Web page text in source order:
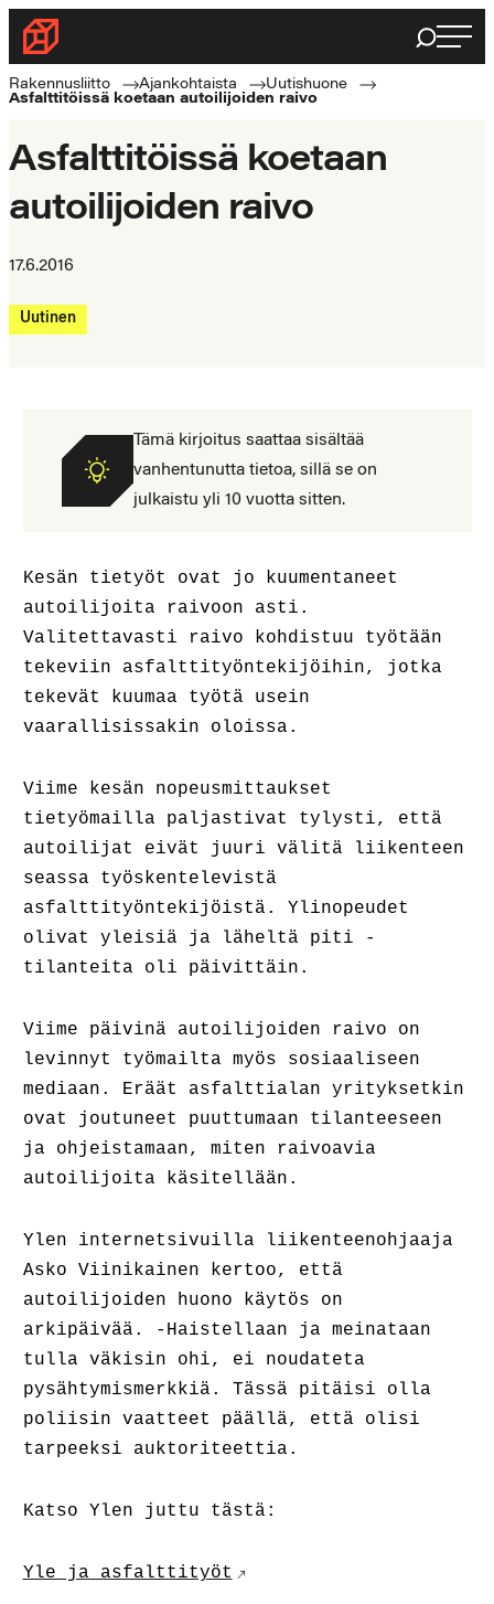
Siirry
suoraan
sisältöön
Rakennusliitto
Rakennusalan
ammattilaisten
Haku
Rakennusliitto Ajankohtaista
Uutishuone
Asfalttitöissä koetaan autoilijoiden raivo
Asfalttitöissä koetaan
autoilijoiden raivo
17.6.2016
Uutinen
Tämä kirjoitus saattaa sisältää
vanhentunutta tietoa, sillä se on
julkaistu yli 10 vuotta sitten.
Kesän tietyöt ovat jo kuumentaneet
autoilijoita raivoon asti.
Valitettavasti raivo kohdistuu työtään
tekeviin asfalttityöntekijöihin, jotka
tekevät kuumaa työtä usein
vaarallisissakin oloissa.
Viime kesän nopeusmittaukset
tietyömailla paljastivat tylysti, että
autoilijat eivät juuri välitä liikenteen
seassa työskentelevistä
asfalttityöntekijöistä. Ylinopeudet
olivat yleisiä ja läheltä piti -
tilanteita oli päivittäin.
Viime päivinä autoilijoiden raivo on
levinnyt työmailta myös sosiaaliseen
mediaan. Eräät asfalttialan yrityksetkin
ovat joutuneet puuttumaan tilanteeseen
ja ohjeistamaan, miten raivoavia
autoilijoita käsitellään.
Ylen internetsivuilla liikenteenohjaaja
Asko Viinikainen kertoo, että
autoilijoiden huono käytös on
arkipäivää. -Haistellaan ja meinataan
tulla väkisin ohi, ei noudateta
pysähtymismerkkiä. Tässä pitäisi olla
poliisin vaatteet päällä, että olisi
tarpeeksi auktoriteettia.
Katso Ylen juttu tästä:
Yle ja asfalttityöt